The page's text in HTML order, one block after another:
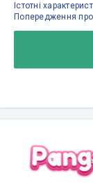
Істотні
Попередження